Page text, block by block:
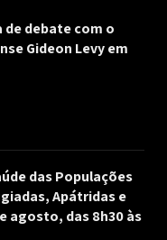
de debate com o
Gideon Levy em
das Populações
Apátridas e
agosto, das 8h30 às